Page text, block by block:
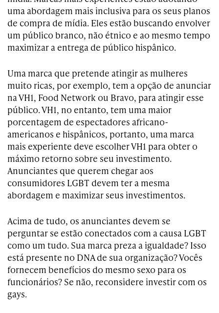
uma abordagem mais inclusiva para os seus planos
de compra de mídia. Eles estão buscando envolver
um público branco, não étnico e ao mesmo tempo
maximizar a entrega de público hispânico.
Uma marca que pretende atingir as mulheres
muito ricas, por exemplo, tem a opção de anunciar
na VH1, Food Network ou Bravo, para atingir esse
público. VH1, no entanto, tem uma maior
porcentagem de espectadores africano-
americanos e hispânicos, portanto, uma marca
mais experiente deve escolher VH1 para obter o
máximo retorno sobre seu investimento.
Anunciantes que querem chegar aos
consumidores LGBT devem ter a mesma
abordagem e maximizar seus investimentos.
Acima de tudo, os anunciantes devem se
perguntar se estão conectados com a causa LGBT
como um tudo. Sua marca preza a igualdade? Isso
está presente no DNA de sua organização? Vocês
fornecem benefícios do mesmo sexo para os
funcionários? Se não, reconsidere investir com os
gays.